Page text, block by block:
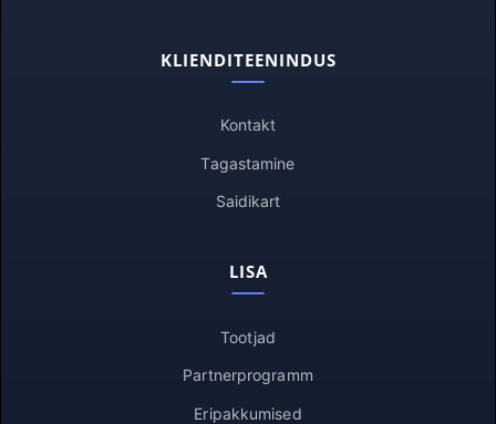
KLIENDITEENINDUS
Kontakt
Tagastamine
Saidikart
LISA
Tootjad
Partnerprogramm
Eripakkumised